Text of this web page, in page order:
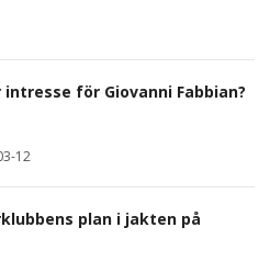
för Giovanni Fabbian?
12
plan i jakten på